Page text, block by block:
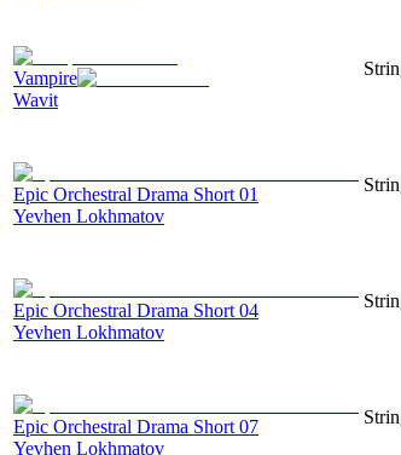
Vampire
Wavit
Epic Orchestral Drama Short 01
Yevhen Lokhmatov
Epic Orchestral Drama Short 04
Yevhen Lokhmatov
Epic Orchestral Drama Short 07
Yevhen Lokhmatov